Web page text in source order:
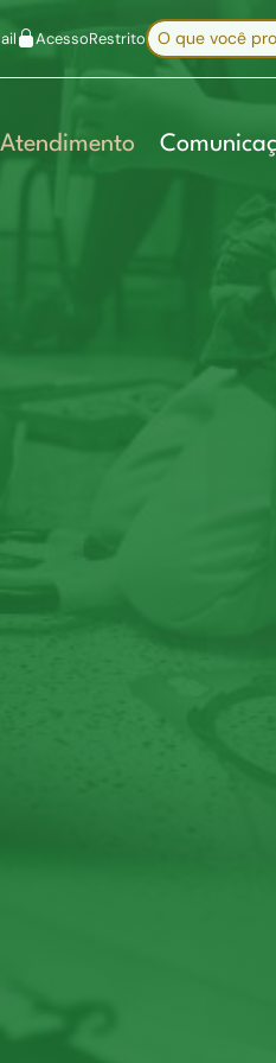
AcessoRestritoBuscar no site
Digite sua busca
Atendimento